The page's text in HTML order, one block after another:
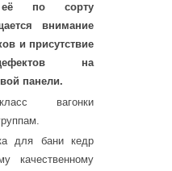
её по сорту
внимание
и присутствие
на
панели.
вагонки
для бани кедр
качественному